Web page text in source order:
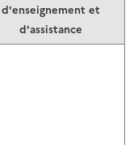
d'enseignement et
d'assistance